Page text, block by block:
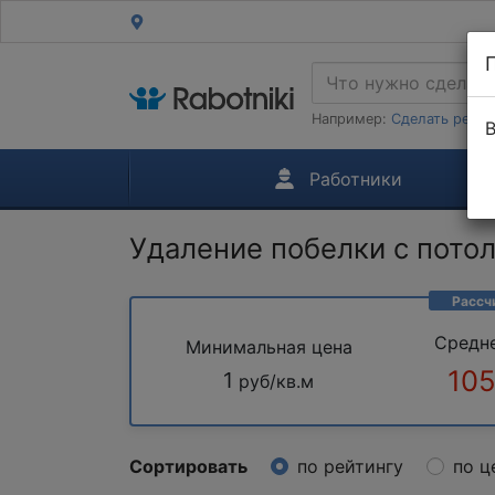
Например: Сделать
Работники
Удаление побелки с
Минимальная цена
1 руб/кв.м
Сортировать по рейтингу по